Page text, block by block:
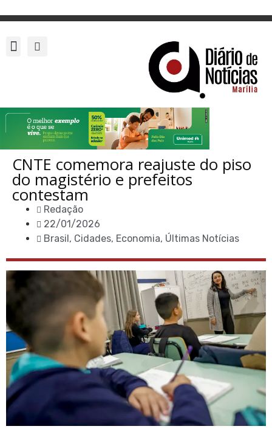
CNTE comemora reajuste do piso
do magistério e prefeitos
contestam
Redação
22/01/2026
Brasil, Cidades, Economia, Últimas Notícias